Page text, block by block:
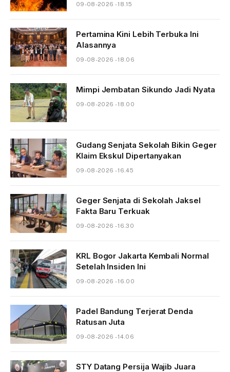
09-08-2026 - 18.15
Pertamina Kini Lebih Terbuka Ini
Alasannya
09-08-2026 - 18.06
Mimpi Jembatan Sikundo Jadi Nyata
09-08-2026 - 18.00
Gudang Senjata Sekolah Bikin Geger
Klaim Ekskul Dipertanyakan
09-08-2026 - 16.45
Geger Senjata di Sekolah Jaksel
Fakta Baru Terkuak
09-08-2026 - 16.30
KRL Bogor Jakarta Kembali Normal
Setelah Insiden Ini
09-08-2026 - 16.00
Padel Bandung Terjerat Denda
Ratusan Juta
09-08-2026 - 14.06
STY Datang Persija Wajib Juara